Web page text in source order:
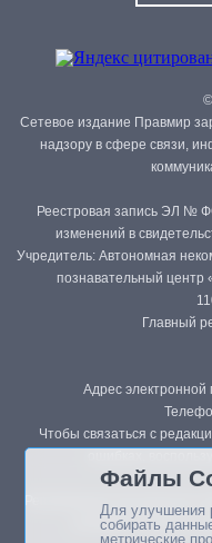
Сетевое издание Правмир
надзору в сфере связи,
Реестровая запись ЭЛ №
изменений в
Учредитель: Автономная
познавательный
Главный
Адрес электронной
Чтобы связаться с
Републикация материалов
возможна только с
Файлы
Для улучшения
собирать
метрические